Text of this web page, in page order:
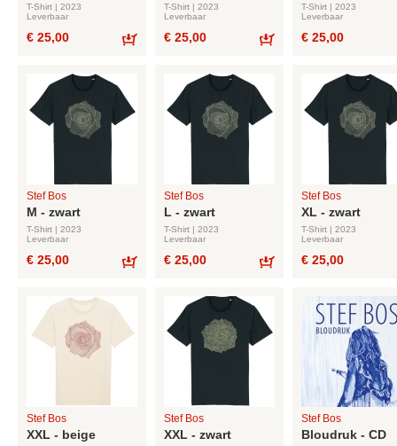
T-Shirt | 2023
Leverbaar
€ 25,00
T-Shirt | 2023
Leverbaar
€ 25,00
T-Shirt | 2023
Leverbaar
€ 25,00
Stef Bos
M - zwart
T-Shirt | 2023
Leverbaar
€ 25,00
Stef Bos
L - zwart
T-Shirt | 2023
Leverbaar
€ 25,00
Stef Bos
XL - zwart
T-Shirt | 2023
Leverbaar
€ 25,00
Stef Bos
XXL - beige
Stef Bos
XXL - zwart
Stef Bos
Bloudruk - CD